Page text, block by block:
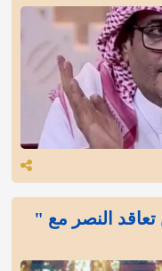
تعاقد النصر مع "